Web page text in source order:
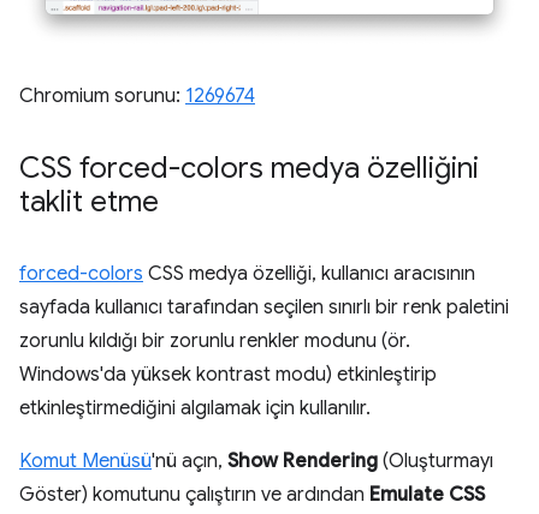
Chromium sorunu: 1269674
CSS forced-colors medya özelliğini
taklit etme
forced-colors CSS medya özelliği, kullanıcı aracısının
sayfada kullanıcı tarafından seçilen sınırlı bir renk paletini
zorunlu kıldığı bir zorunlu renkler modunu (ör.
Windows'da yüksek kontrast modu) etkinleştirip
etkinleştirmediğini algılamak için kullanılır.
Komut Menüsü'nü açın, Show Rendering (Oluşturmayı
Göster) komutunu çalıştırın ve ardından Emulate CSS